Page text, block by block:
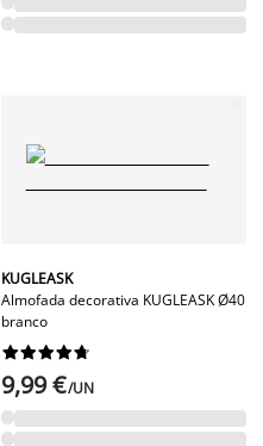
KUGLEASK
Almofada decorativa KUGLEASK Ø40
branco






9,99 €/UN